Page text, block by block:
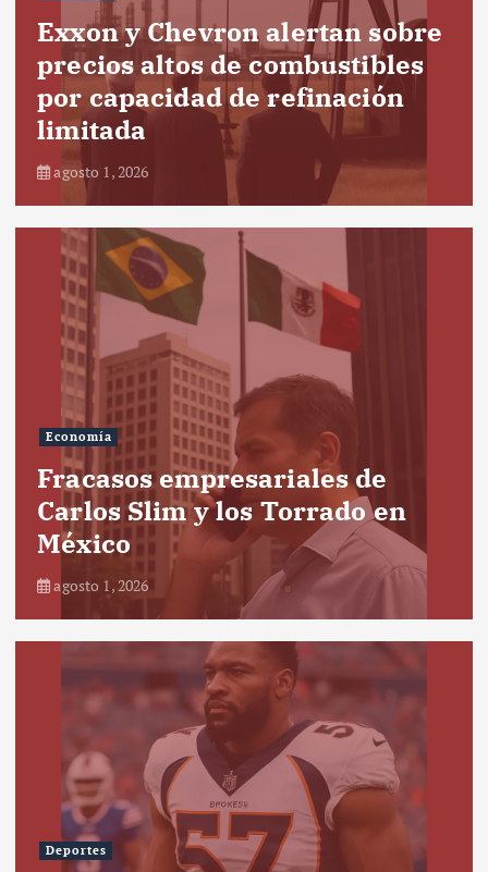
Exxon y Chevron alertan sobre
precios altos de combustibles
por capacidad de refinación
limitada
agosto 1, 2026
Economía
Fracasos empresariales de
Carlos Slim y los Torrado en
México
agosto 1, 2026
Deportes